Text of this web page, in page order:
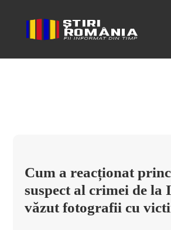
studenti medici ucisi Tag
Cum a reacționat
suspect al crimei de la
văzut fotografii cu